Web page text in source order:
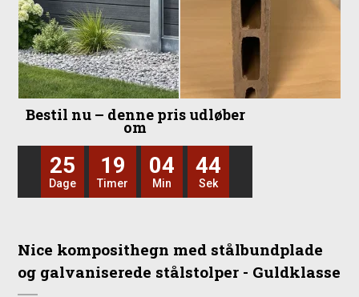
Bestil nu – denne pris udløber
om
25
Dage
19
Timer
04
Min
42
Sek
Nice komposithegn med stålbundplade
og galvaniserede stålstolper - Guldklasse